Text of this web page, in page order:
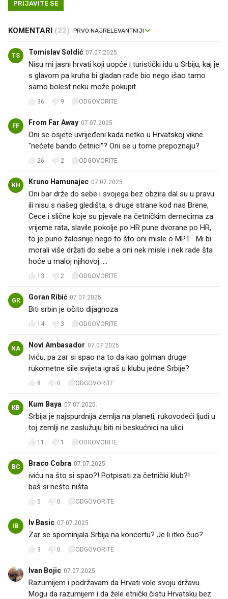
PRIJAVITE SE
KOMENTARI (22)
TS Tomislav Soldić 07.07.2025.
Nisu mi jasni hrvati koji uopće i turistički idu u Srbiju, kaj je
s glavom pa kruha bi gladan rađe bio nego išao tamo
samo bolest neku može pokupit.
36 9 ODGOVORITE
FF From Far Away 07.07.2025.
Oni se osjete uvrijeđeni kada netko u Hrvatskoj vikne
"nećete bando četnici"? Oni se u tome prepoznaju?
26 2 ODGOVORITE
KH Kruno Hamunajec 07.07.2025.
Oni bar drže do sebe i svojega bez obzira dal su u pravu
ili nisu s našeg gledišta, s druge strane kod nas Brene,
Cece i slične koje su pjevale na četničkim dernecima za
vrijeme rata, slavile pokolje po HR pune dvorane po HR,
to je puno žalosnije nego to što oni misle o MPT . Mi bi
morali više držati do sebe a oni nek misle i nek rade šta
hoće u maloj njihovoj ....
13 2 ODGOVORITE
GR Goran Ribić 07.07.2025.
Biti srbin je očito dijagnoza
14 3 ODGOVORITE
NA Novi Ambasador 07.07.2025.
Iviću, pa zar si spao na to da kao golman druge
rukometne sile svijeta igraš u klubu jedne Srbije?
8 0 ODGOVORITE
KB Kum Baya 07.07.2025.
Srbija je najspurdnija zemlja na planeti, rukovodeći ljudi u
toj zemlji ne zaslužuju biti ni beskućnici na ulici
11 1 ODGOVORITE
BC Braco Cobra 07.07.2025.
iviću na što si spao?! Potpisati za četnički klub?!
baš si nešto ništa.
5 0 ODGOVORITE
IB Iv Basic 07.07.2025.
Zar se spominjala Srbija na koncertu? Je li itko čuo?
3 0 ODGOVORITE
Ivan Bojic 07.07.2025.
Razumijem i podržavam da Hrvati vole svoju državu.
Mogu da razumijem i da žele etnički čistu Hrvatsku bez